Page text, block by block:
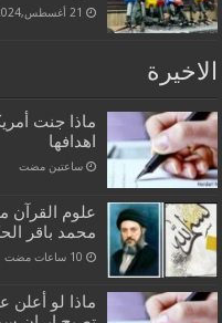
21 أغسطس,2024
الاخيرة
ماذا جنت
اهدافها
‏ساعتين مضت
علوم القرآن
محمد باقر
ماذا لو